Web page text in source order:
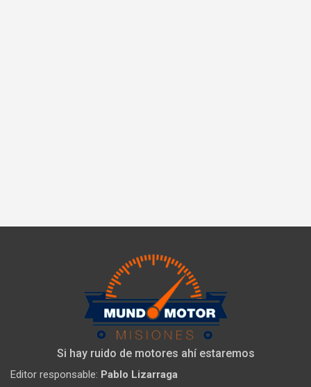
Si hay ruido de motores ahí estaremos
Editor responsable: Pablo Lizarraga